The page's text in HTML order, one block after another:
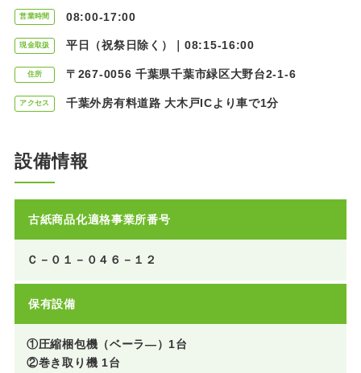
営業時間 08:00-17:00
現金取扱 平日（祝祭日除く）｜08:15-16:00
住所 〒267-0056 千葉県千葉市緑区大野台2-1-6
アクセス 千葉外房有料道路 大木戸ICより車で1分
設備情報
古紙商品化適格事業所番号
Ｃ－０１－０４６－１２
保有設備
①圧縮梱包機（ベーラ―）1台
②巻き取り機 1台